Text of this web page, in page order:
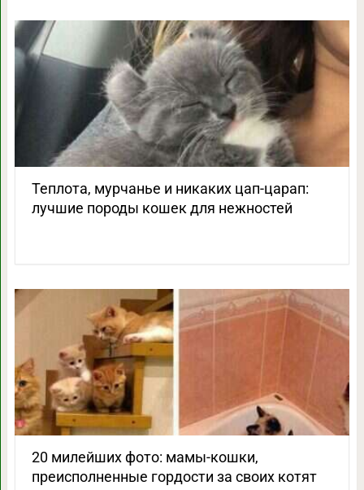
Теплота, мурчанье и никаких цап-царап:
лучшие породы кошек для нежностей
20 милейших фото: мамы-кошки,
преисполненные гордости за своих котят